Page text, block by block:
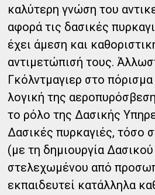
καλύτερη γνώση του
αφορά τις δασικές
έχει άμεση και
αντιμετώπισή τους.
Γκόλντμαγιερ στο πόρισμα
λογική της
το ρόλο της Δασικής
Δασικές πυρκαγιές, τόσο
(με τη δημιουργία
στελεχωμένου από
εκπαιδευτεί κατάλληλα